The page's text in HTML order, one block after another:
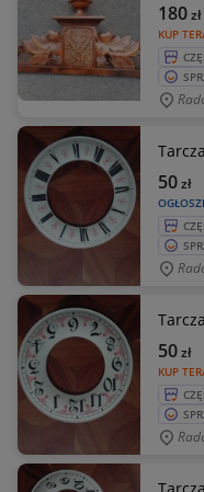
KUP
180zł
50zł
KUP
50zł